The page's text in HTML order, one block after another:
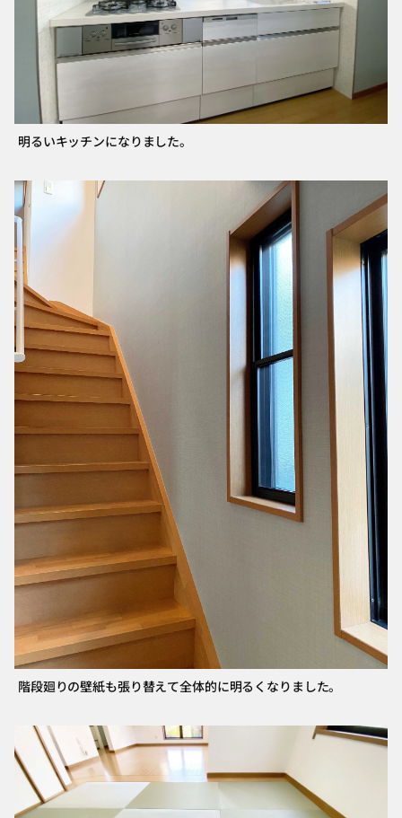
明るいキッチンになりました。
階段廻りの壁紙も張り替えて全体的に明るくなりました。